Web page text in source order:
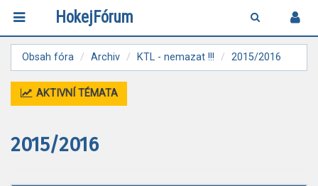
HokejFórum
Obsah fóra Archiv KTL - nemazat !!! 2015/2016
AKTIVNÍ TÉMATA
2015/2016